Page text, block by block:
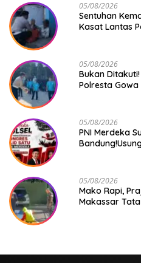
05/08/2026
Sentuhan
Kasat Lantas
05/08/2026
Bukan
Polresta
05/08/2026
PNI Merdeka
05/08/2026
Mako Rapi,
Makassar